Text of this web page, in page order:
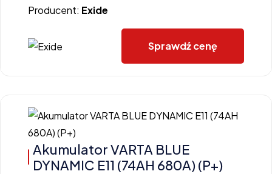
Producent: Exide
Sprawdź cenę
Akumulator VARTA BLUE
DYNAMIC E11 (74AH 680A) (P+)